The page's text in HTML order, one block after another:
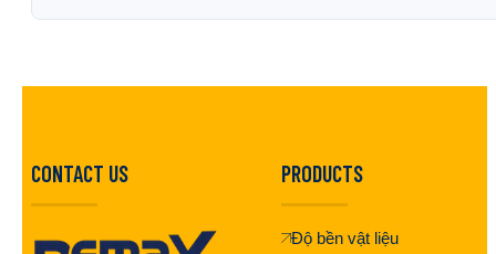
CONTACT US PRODUCTS
Độ bền vật liệu